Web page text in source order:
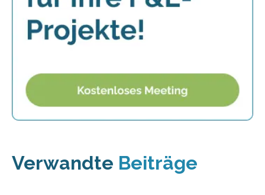
Verwandte Beiträge